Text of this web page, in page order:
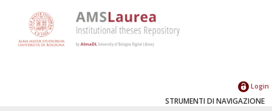
Login
STRUMENTI DI NAVIGAZIONE